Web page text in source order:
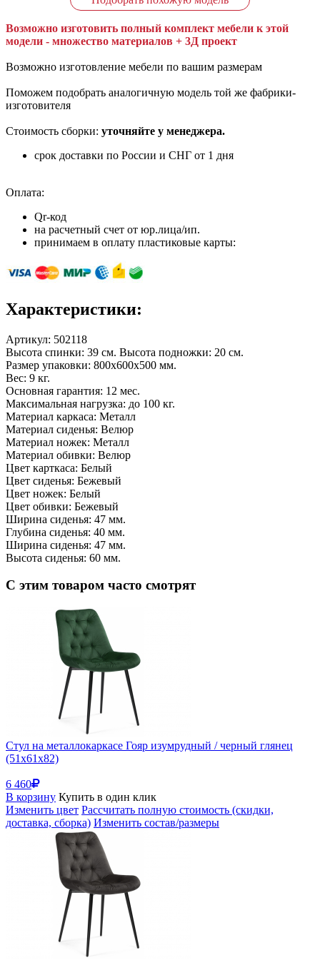
Возможно изготовить полный комплект мебели к этой
модели - множество материалов + 3Д проект
Возможно изготовление мебели по вашим размерам
Поможем подобрать аналогичную модель той же фабрики-
изготовителя
Стоимость сборки: уточняйте у менеджера.
срок доставки по России и СНГ от 1 дня
Оплата:
Qr-код
на расчетный счет от юр.лица/ип.
принимаем в оплату пластиковые карты:
Характеристики:
Артикул: 502118
Высота спинки: 39 см. Высота подножки: 20 см.
Размер упаковки: 800х600х500 мм.
Вес: 9 кг.
Основная гарантия: 12 мес.
Максимальная нагрузка: до 100 кг.
Материал каркаса: Металл
Материал сиденья: Велюр
Материал ножек: Металл
Материал обивки: Велюр
Цвет карткаса: Белый
Цвет сиденья: Бежевый
Цвет ножек: Белый
Цвет обивки: Бежевый
Ширина сиденья: 47 мм.
Глубина сиденья: 40 мм.
Ширина сиденья: 47 мм.
Высота сиденья: 60 мм.
С этим товаром часто смотрят
Стул на металлокаркасе Гояр изумрудный / черный глянец
(51x61x82)
6 460
В корзину Купить в один клик
Изменить цвет Рассчитать полную стоимость (скидки,
доставка, сборка) Изменить состав/размеры